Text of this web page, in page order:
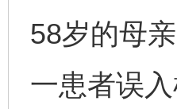
58岁的母
一患者误